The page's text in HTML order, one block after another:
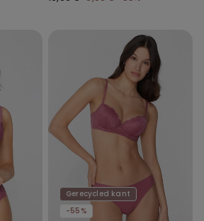
Gerecycled kant
-55%